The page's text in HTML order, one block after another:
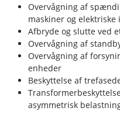
Overvågning af
maskiner og
Afbryde og slutte ved
Overvågning af
Overvågning af
enheder
Beskyttelse af
asymmetrisk